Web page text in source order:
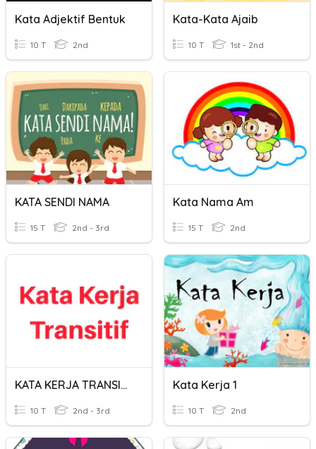
Kata Adjektif Bentuk
10 T 2nd
Kata-Kata Ajaib
10 T 1st - 2nd
KATA SENDI NAMA
15 T 2nd - 3rd
Kata Nama Am
15 T 2nd
KATA KERJA TRANSITIF
10 T 2nd - 3rd
Kata Kerja 1
10 T 2nd